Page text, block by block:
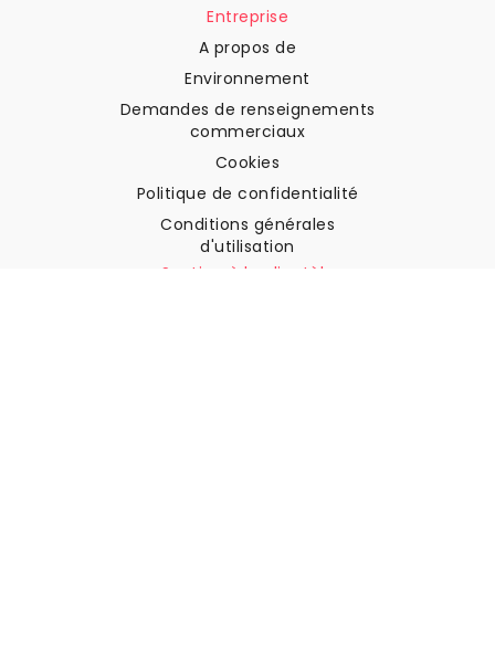
Entreprise
A propos de
Environnement
Demandes de renseignements
commerciaux
Cookies
Politique de confidentialité
Conditions générales
d'utilisation
Soutien à la clientèle